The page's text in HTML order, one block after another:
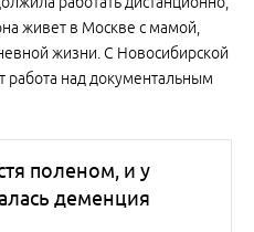
живет в Москве с мамой,
жизни. С Новосибирской
работа над документальным
поленом, и у
деменция